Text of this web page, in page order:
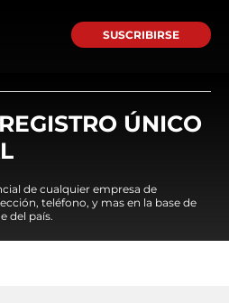
SUSCRIBIRSE
ÚNICO
de cualquier empresa de
teléfono, y mas en la base de
del país.